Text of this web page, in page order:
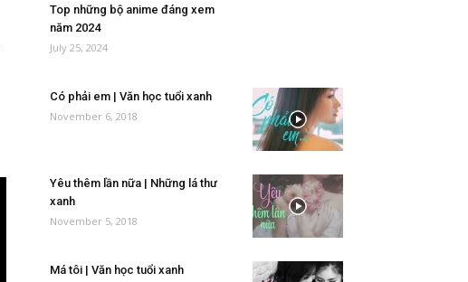
Top những bộ anime đáng xem
năm 2024
July 25, 2024
Có phải em | Văn học tuổi xanh
November 6, 2018
Yêu thêm lần nữa | Những lá thư
xanh
November 5, 2018
Má tôi | Văn học tuổi xanh